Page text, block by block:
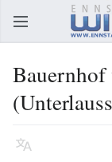
Hauptmenü öffnen
Bauernhof
Sprache